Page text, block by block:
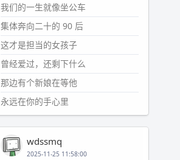
我们的一生就像坐公车
集体奔向二十的 90 后
这才是担当的女孩子
曾经爱过，还剩下什么
那边有个新娘在等他
永远在你的手心里
wdssmq
2025-11-25 11:58:00